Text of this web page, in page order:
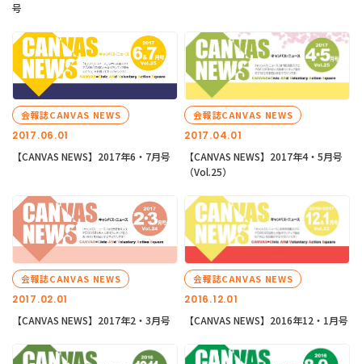
号
2017.06.01
会報誌CANVAS NEWS
【CANVAS NEWS】2017年6・7月号
2017.04.01
会報誌CANVAS NEWS
【CANVAS NEWS】2017年4・5月号
（Vol.25）
2017.02.01
会報誌CANVAS NEWS
【CANVAS NEWS】2017年2・3月号
2016.12.01
会報誌CANVAS NEWS
【CANVAS NEWS】2016年12・1月号